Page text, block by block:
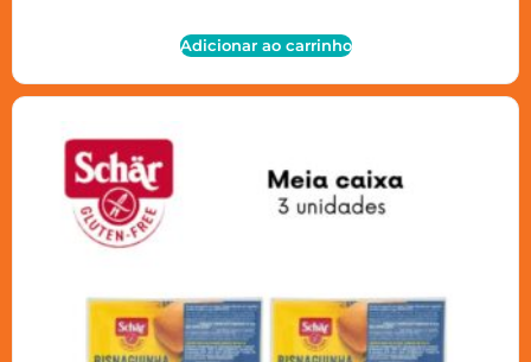
Adicionar ao carrinho